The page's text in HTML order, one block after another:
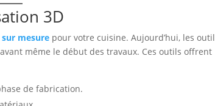
3D
mesure pour votre cuisine. Aujourd’hui, les
même le début des travaux. Ces outils offrent
de fabrication.